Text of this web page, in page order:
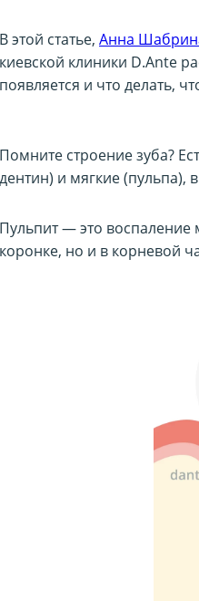
В этой статье, Анна
киевской клиники D.Ante
появляется и что делать,
Помните строение зуба?
дентин) и мягкие (пульпа),
Пульпит — это воспаление
коронке, но и в корневой